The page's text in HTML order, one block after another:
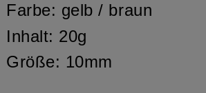
Farbe: gelb / braun
Inhalt: 20g
Größe: 10mm